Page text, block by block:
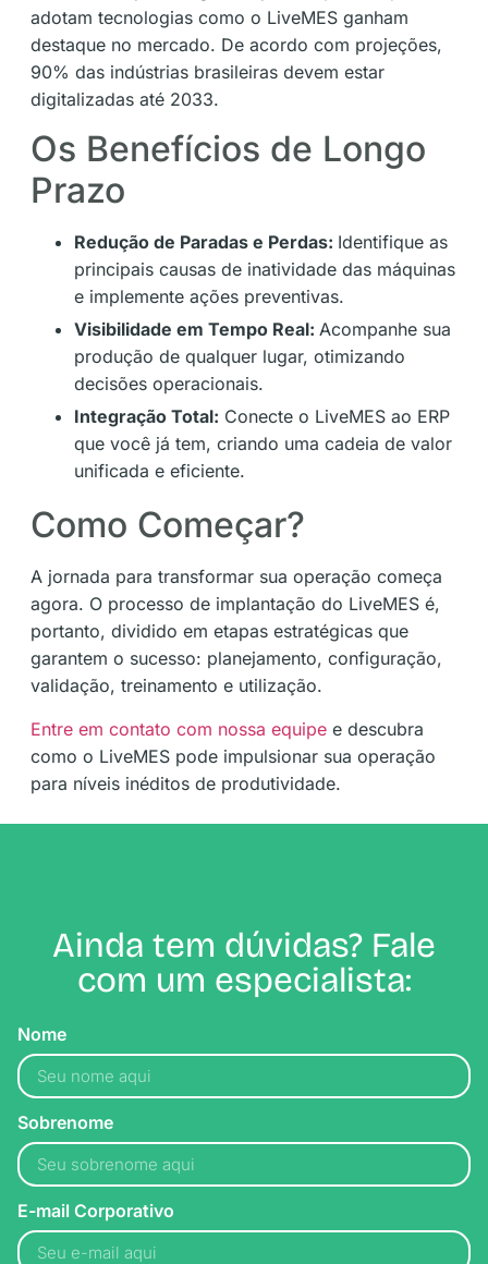
adotam tecnologias como o LiveMES ganham
destaque no mercado. De acordo com projeções,
90% das indústrias brasileiras devem estar
digitalizadas até 2033​.
Os Benefícios de Longo
Prazo
Redução de Paradas e Perdas: Identifique as
principais causas de inatividade das máquinas
e implemente ações preventivas​​.
Visibilidade em Tempo Real: Acompanhe sua
produção de qualquer lugar, otimizando
decisões operacionais​​.
Integração Total: Conecte o LiveMES ao ERP
que você já tem, criando uma cadeia de valor
unificada e eficiente​.
Como Começar?
A jornada para transformar sua operação começa
agora. O processo de implantação do LiveMES é,
portanto, dividido em etapas estratégicas que
garantem o sucesso: planejamento, configuração,
validação, treinamento e utilização​​.
Entre em contato com nossa equipe e descubra
como o LiveMES pode impulsionar sua operação
para níveis inéditos de produtividade.
Ainda tem dúvidas? Fale
com um especialista:
Nome
Sobrenome
E-mail Corporativo